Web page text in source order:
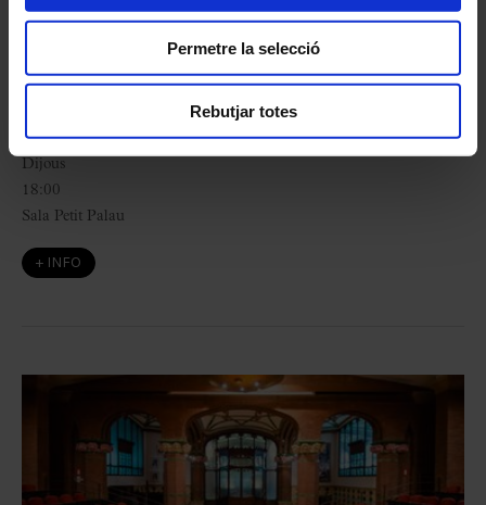
Permetre la selecció
Rebutjar totes
Rattle
amb Pep Gorgori
18març2027
18:00
Dijous
Sala Petit Palau
+ INFO